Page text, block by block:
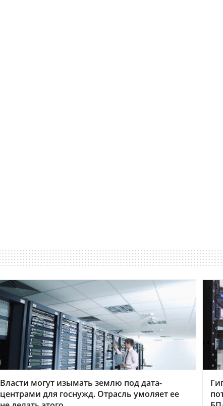
Власти могут изымать землю под дата-
центрами для госнужд. Отрасль умоляет ее